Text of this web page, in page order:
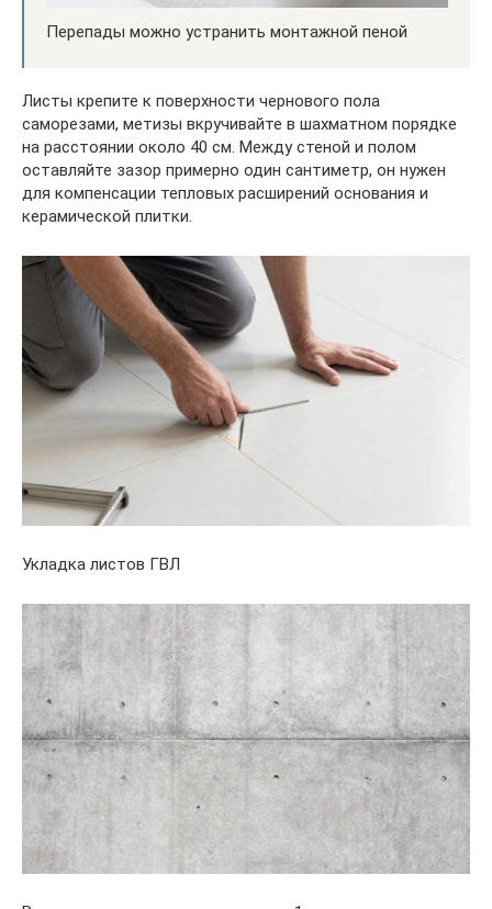
Перепады можно устранить монтажной пеной
Листы крепите к поверхности чернового пола
саморезами, метизы вкручивайте в шахматном порядке
на расстоянии около 40 см. Между стеной и полом
оставляйте зазор примерно один сантиметр, он нужен
для компенсации тепловых расширений основания и
керамической плитки.
Укладка листов ГВЛ